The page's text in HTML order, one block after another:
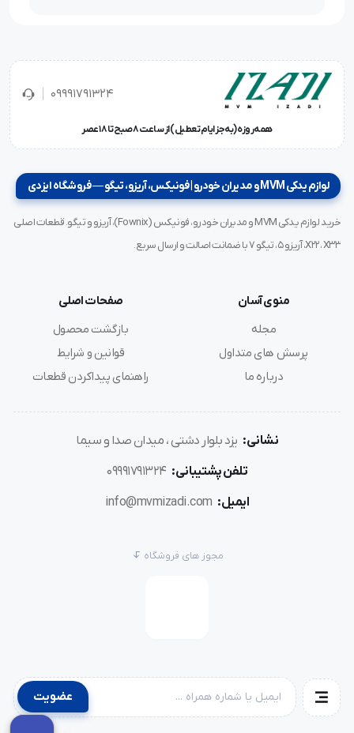
09991791324
همه‌روزه (به‌جز ایام تعطیل) از ساعت ۸ صبح تا ۱۸ عصر
لوازم یدکی MVM و مدیران خودرو | فونیکس، آریزو، تیگو — فروشگاه ایزدی
خرید لوازم یدکی MVM و مدیران خودرو، فونیکس (Fownix)، آریزو و تیگو. قطعات اصلی
X22، X33، آریزو ۵، تیگو ۷ با ضمانت اصالت و ارسال سریع.
منوی آسان
مجله
پرسش های متداول
درباره ما
صفحات اصلی
بازگشت محصول
قوانین و شرایط
راهنمای پیداکردن قطعات
نشانی: یزد بلوار دشتی ، میدان صدا و سیما
تلفن پشتیبانی: 09991791324
ایمیل: info@mvmizadi.com
مجوز های فروشگاه
عضویت